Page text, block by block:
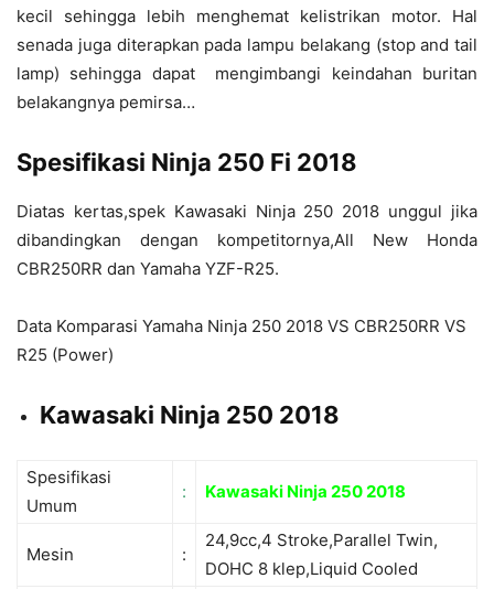
kecil sehingga lebih menghemat kelistrikan motor. Hal
senada juga diterapkan pada lampu belakang (stop and tail
lamp) sehingga dapat mengimbangi keindahan buritan
belakangnya pemirsa…
Spesifikasi Ninja 250 Fi 2018
Diatas kertas,spek Kawasaki Ninja 250 2018 unggul jika
dibandingkan dengan kompetitornya,All New Honda
CBR250RR dan Yamaha YZF-R25.
Data Komparasi Yamaha Ninja 250 2018 VS CBR250RR VS
R25 (Power)
Kawasaki Ninja 250 2018
Spesifikasi
Umum
: Kawasaki Ninja 250 2018
Mesin :
24,9cc,4 Stroke,Parallel Twin,
DOHC 8 klep,Liquid Cooled